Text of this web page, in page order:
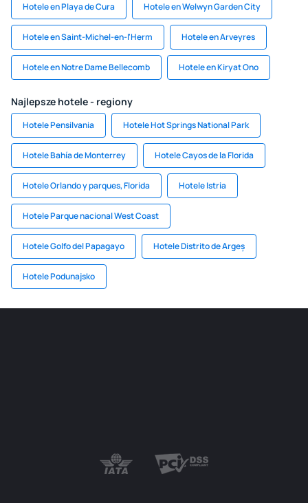
Hotele en Playa de Cura Hotele en Welwyn Garden City
Hotele en Saint-Michel-en-l'Herm Hotele en Arveyres
Hotele en Notre Dame Bellecomb Hotele en Kiryat Ono
Najlepsze hotele - regiony
Hotele Pensilvania Hotele Hot Springs National Park
Hotele Bahía de Monterrey Hotele Cayos de la Florida
Hotele Orlando y parques, Florida Hotele Istria
Hotele Parque nacional West Coast
Hotele Golfo del Papagayo Hotele Distrito de Argeș
Hotele Podunajsko